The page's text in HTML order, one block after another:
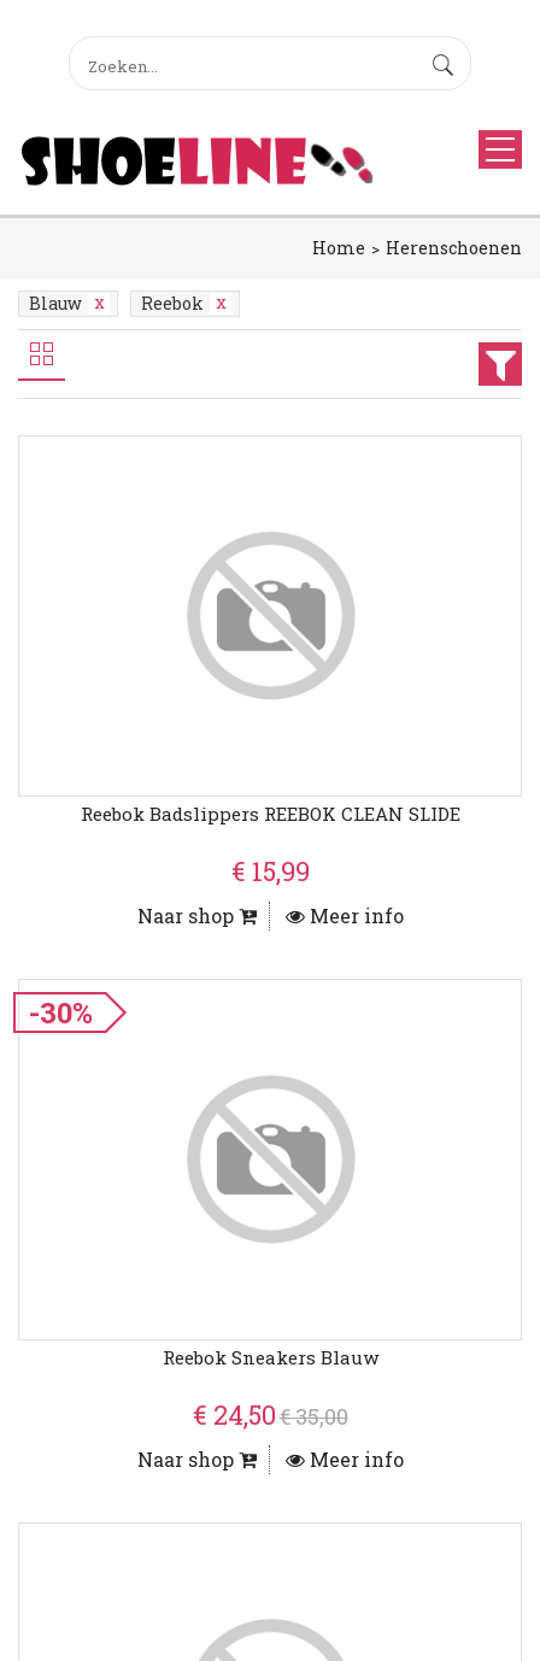
Home Herenschoenen
Blauw Reebok
Reebok Badslippers REEBOK CLEAN SLIDE
€ 15,99
Naar shop Meer info
-30%
Reebok Sneakers Blauw
€ 24,50€ 35,00
Naar shop Meer info